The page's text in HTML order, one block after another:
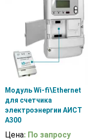
Модуль Wi-fi\Ethernet
для счетчика
электроэнергии АИСТ
А300
Цена: По запросу